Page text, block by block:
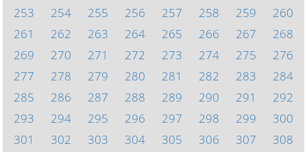
253
254 255 256 257 258 259
260
261
262 263 264 265 266 267
268
269
270 271 272 273 274 275
276
277
278 279 280 281 282 283
284
285
286 287 288 289 290 291
292
293
294 295 296 297 298 299
300
301
302 303 304 305 306 307
308